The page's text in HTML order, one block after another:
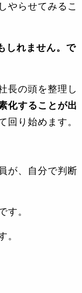
やらせてみるこ
しれません。で
長の頭を整理し
化することが出
回り始めます。
が、自分で判断
す。
。